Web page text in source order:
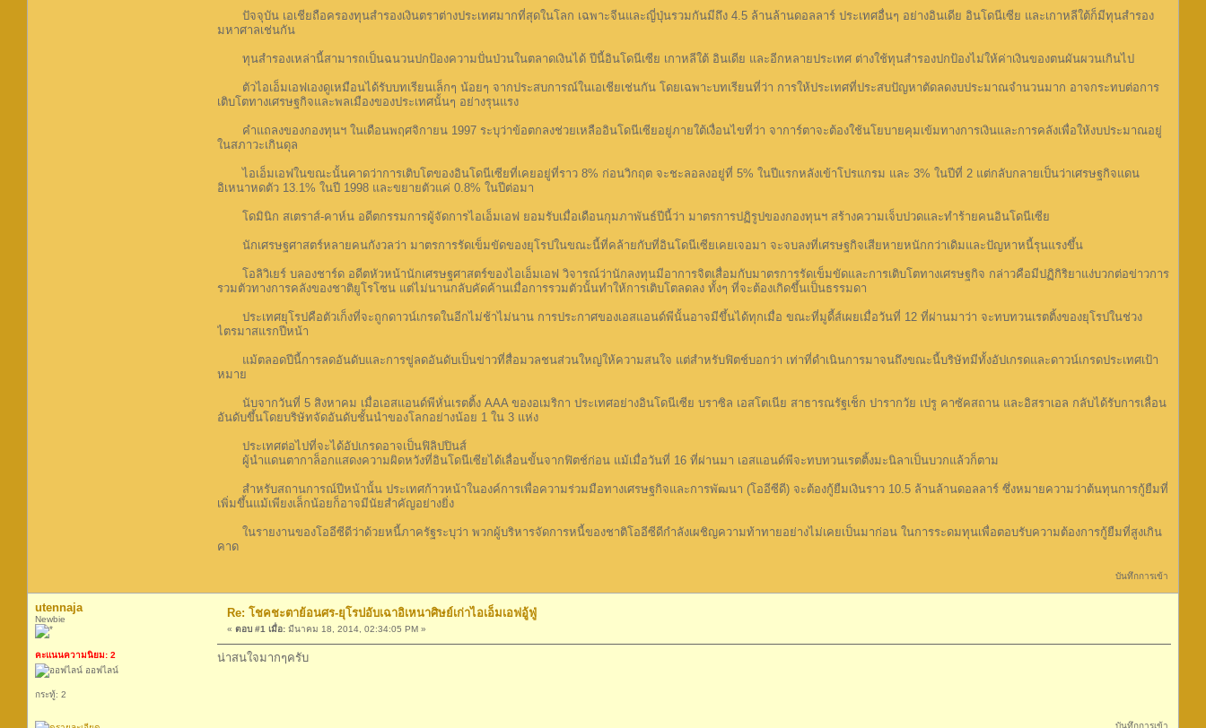
ปัจจุบัน เอเชียถือครองทุนสำรองเงินตราต่างประเทศมากที่สุดในโลก เฉพาะจีนและญี่ปุ่นรวมกันมีถึง 4.5 ล้านล้านดอลลาร์ ประเทศอื่นๆ อย่างอินเดีย อินโดนีเซีย และเกาหลีใต้ก็มีทุนสำรอง
มหาศาลเช่นกัน
ทุนสำรองเหล่านี้สามารถเป็นฉนวนปกป้องความปั่นป่วนในตลาดเงินได้ ปีนี้อินโดนีเซีย เกาหลีใต้ อินเดีย และอีกหลายประเทศ ต่างใช้ทุนสำรองปกป้องไม่ให้ค่าเงินของตนผันผวนเกินไป
ตัวไอเอ็มเอฟเองดูเหมือนได้รับบทเรียนเล็กๆ น้อยๆ จากประสบการณ์ในเอเชียเช่นกัน โดยเฉพาะบทเรียนที่ว่า การให้ประเทศที่ประสบปัญหาตัดลดงบประมาณจำนวนมาก อาจกระทบต่อการ
เติบโตทางเศรษฐกิจและพลเมืองของประเทศนั้นๆ อย่างรุนแรง
คำแถลงของกองทุนฯ ในเดือนพฤศจิกายน 1997 ระบุว่าข้อตกลงช่วยเหลืออินโดนีเซียอยู่ภายใต้เงื่อนไขที่ว่า จาการ์ตาจะต้องใช้นโยบายคุมเข้มทางการเงินและการคลังเพื่อให้งบประมาณอยู่
ในสภาวะเกินดุล
ไอเอ็มเอฟในขณะนั้นคาดว่าการเติบโตของอินโดนีเซียที่เคยอยู่ที่ราว 8% ก่อนวิกฤต จะชะลอลงอยู่ที่ 5% ในปีแรกหลังเข้าโปรแกรม และ 3% ในปีที่ 2 แต่กลับกลายเป็นว่าเศรษฐกิจแดน
อิเหนาหดตัว 13.1% ในปี 1998 และขยายตัวแค่ 0.8% ในปีต่อมา
โดมินิก สเตราส์-คาห์น อดีตกรรมการผู้จัดการไอเอ็มเอฟ ยอมรับเมื่อเดือนกุมภาพันธ์ปีนี้ว่า มาตรการปฏิรูปของกองทุนฯ สร้างความเจ็บปวดและทำร้ายคนอินโดนีเซีย
นักเศรษฐศาสตร์หลายคนกังวลว่า มาตรการรัดเข็มขัดของยุโรปในขณะนี้ที่คล้ายกับที่อินโดนีเซียเคยเจอมา จะจบลงที่เศรษฐกิจเสียหายหนักกว่าเดิมและปัญหาหนี้รุนแรงขึ้น
โอลิวิเยร์ บลองชาร์ด อดีตหัวหน้านักเศรษฐศาสตร์ของไอเอ็มเอฟ วิจารณ์ว่านักลงทุนมีอาการจิตเสื่อมกับมาตรการรัดเข็มขัดและการเติบโตทางเศรษฐกิจ กล่าวคือมีปฏิกิริยาแง่บวกต่อข่าวการ
รวมตัวทางการคลังของชาติยูโรโซน แต่ไม่นานกลับคัดค้านเมื่อการรวมตัวนั้นทำให้การเติบโตลดลง ทั้งๆ ที่จะต้องเกิดขึ้นเป็นธรรมดา
ประเทศยุโรปคือตัวเก็งที่จะถูกดาวน์เกรดในอีกไม่ช้าไม่นาน การประกาศของเอสแอนด์พีนั้นอาจมีขึ้นได้ทุกเมื่อ ขณะที่มูดี้ส์เผยเมื่อวันที่ 12 ที่ผ่านมาว่า จะทบทวนเรตติ้งของยุโรปในช่วง
ไตรมาสแรกปีหน้า
แม้ตลอดปีนี้การลดอันดับและการขู่ลดอันดับเป็นข่าวที่สื่อมวลชนส่วนใหญ่ให้ความสนใจ แต่สำหรับฟิตช์บอกว่า เท่าที่ดำเนินการมาจนถึงขณะนี้บริษัทมีทั้งอัปเกรดและดาวน์เกรดประเทศเป้า
หมาย
นับจากวันที่ 5 สิงหาคม เมื่อเอสแอนด์พีหั่นเรตติ้ง AAA ของอเมริกา ประเทศอย่างอินโดนีเซีย บราซิล เอสโตเนีย สาธารณรัฐเช็ก ปารากวัย เปรู คาซัคสถาน และอิสราเอล กลับได้รับการเลื่อน
อันดับขึ้นโดยบริษัทจัดอันดับชั้นนำของโลกอย่างน้อย 1 ใน 3 แห่ง
ประเทศต่อไปที่จะได้อัปเกรดอาจเป็นฟิลิปปินส์
ผู้นำแดนตากาล็อกแสดงความผิดหวังที่อินโดนีเซียได้เลื่อนขั้นจากฟิตช์ก่อน แม้เมื่อวันที่ 16 ที่ผ่านมา เอสแอนด์พีจะทบทวนเรตติ้งมะนิลาเป็นบวกแล้วก็ตาม
สำหรับสถานการณ์ปีหน้านั้น ประเทศก้าวหน้าในองค์การเพื่อความร่วมมือทางเศรษฐกิจและการพัฒนา (โออีซีดี) จะต้องกู้ยืมเงินราว 10.5 ล้านล้านดอลลาร์ ซึ่งหมายความว่าต้นทุนการกู้ยืมที่
เพิ่มขึ้นแม้เพียงเล็กน้อยก็อาจมีนัยสำคัญอย่างยิ่ง
ในรายงานของโออีซีดีว่าด้วยหนี้ภาครัฐระบุว่า พวกผู้บริหารจัดการหนี้ของชาติโออีซีดีกำลังเผชิญความท้าทายอย่างไม่เคยเป็นมาก่อน ในการระดมทุนเพื่อตอบรับความต้องการกู้ยืมที่สูงเกิน
คาด
บันทึกการเข้า
utennaja
Newbie
คะแนนความนิยม: 2
ออฟไลน์
กระทู้: 2
Re: โชคชะตาย้อนศร-ยุโรปอับเฉาอิเหนาศิษย์เก่าไอเอ็มเอฟอู้ฟู่
« ตอบ #1 เมื่อ: มีนาคม 18, 2014, 02:34:05 PM »
น่าสนใจมากๆครับ
บันทึกการเข้า